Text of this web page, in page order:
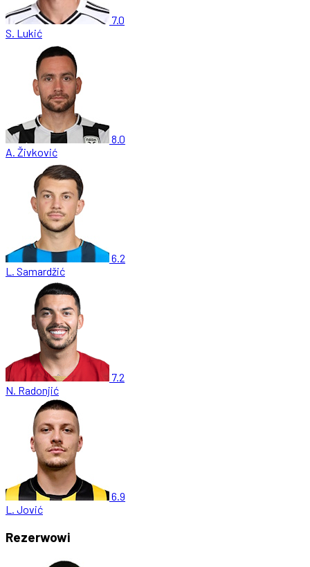
7.0
S. Lukić
8.0
A. Živković
6.2
L. Samardžić
7.2
N. Radonjić
6.9
L. Jović
Rezerwowi